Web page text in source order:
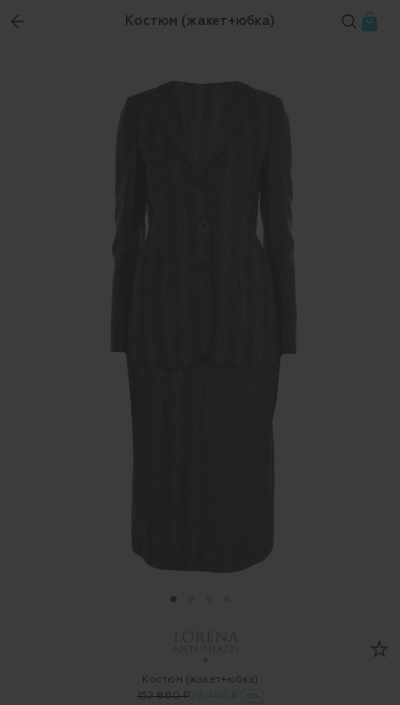
Костюм (жакет+юбка)
Костюм (жакет+юбка)
152 880 ₽76 440 ₽ -50%